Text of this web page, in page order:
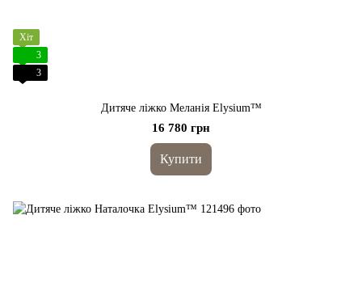
Хіт
3
3
Дитяче ліжко Меланія Elysium™
16 780 грн
Купити